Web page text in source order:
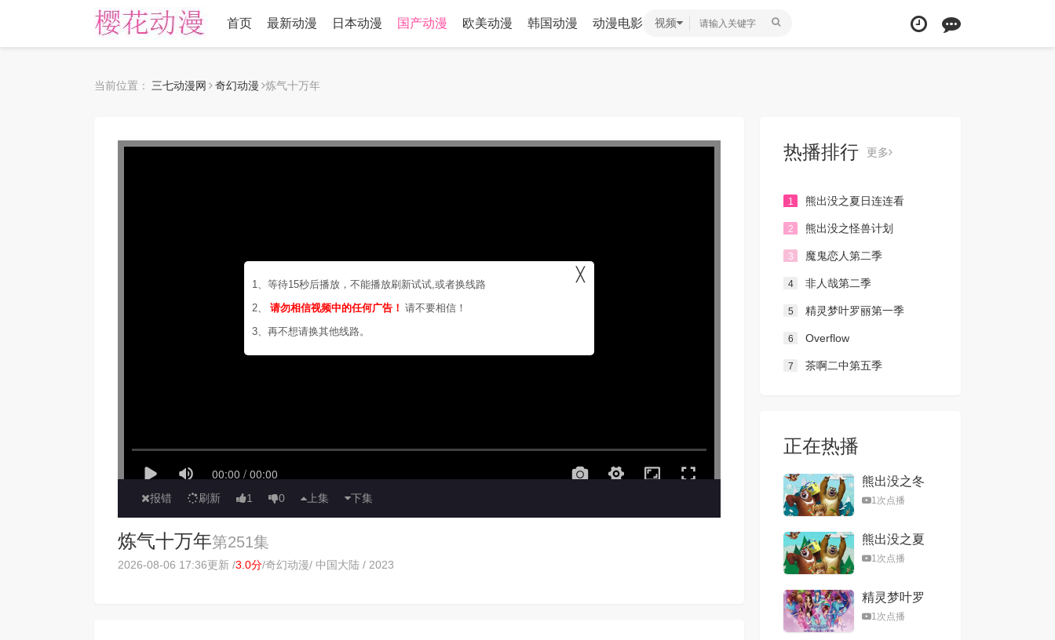
首页 最新动漫 日本动漫 国产动漫 欧美动漫 韩国动漫 动漫电影 视频
当前位置： 三七动漫网 奇幻动漫 炼气十万年
报错 刷新 1 0 上集 下集
1、等待15秒后播放，不能播放刷新试试,或者换线路
2、
请勿相信视频中的任何广告！ 请不要相信！
3、再不想请换其他线路。
╳
炼气十万年第251集
2026-08-06 17:36更新 /3.0分/奇幻动漫/ 中国大陆 / 2023
热播排行 更多
1 熊出没之夏日连连看
2 熊出没之怪兽计划
3 魔鬼恋人第二季
4 非人哉第二季
5 精灵梦叶罗丽第一季
6 Overflow
7 茶啊二中第五季
正在热播
熊出没之冬
日乐翻天
1次点播
熊出没之夏
日连连看
1次点播
精灵梦叶罗
丽第一季
1次点播